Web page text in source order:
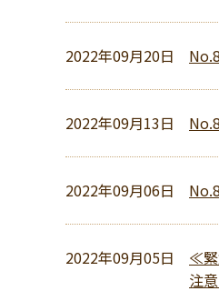
2022年09月20日
2022年09月13日
2022年09月06日
2022年09月05日
≪緊
注意